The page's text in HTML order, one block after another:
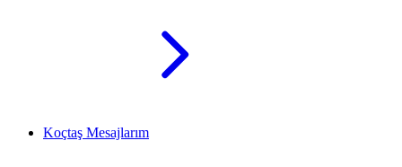
Koçtaş Mesajlarım